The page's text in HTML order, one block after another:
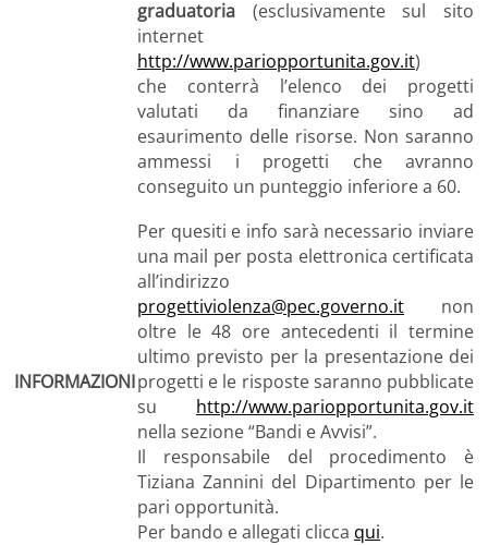
graduatoria (esclusivamente sul sito
internet
http://www.pariopportunita.gov.it)
che conterrà l’elenco dei progetti
valutati da finanziare sino ad
esaurimento delle risorse. Non saranno
ammessi i progetti che avranno
conseguito un punteggio inferiore a 60.
INFORMAZIONI
Per quesiti e info sarà necessario inviare
una mail per posta elettronica certificata
all’indirizzo
progettiviolenza@pec.governo.it non
oltre le 48 ore antecedenti il termine
ultimo previsto per la presentazione dei
progetti e le risposte saranno pubblicate
su http://www.pariopportunita.gov.it
nella sezione “Bandi e Avvisi”.
Il responsabile del procedimento è
Tiziana Zannini del Dipartimento per le
pari opportunità.
Per bando e allegati clicca qui.